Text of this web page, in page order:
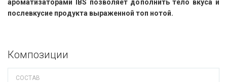
ароматизаторами IBS позволяет дополнить тело вкуса и
послевкусие продукта выраженной топ нотой.
Композиции